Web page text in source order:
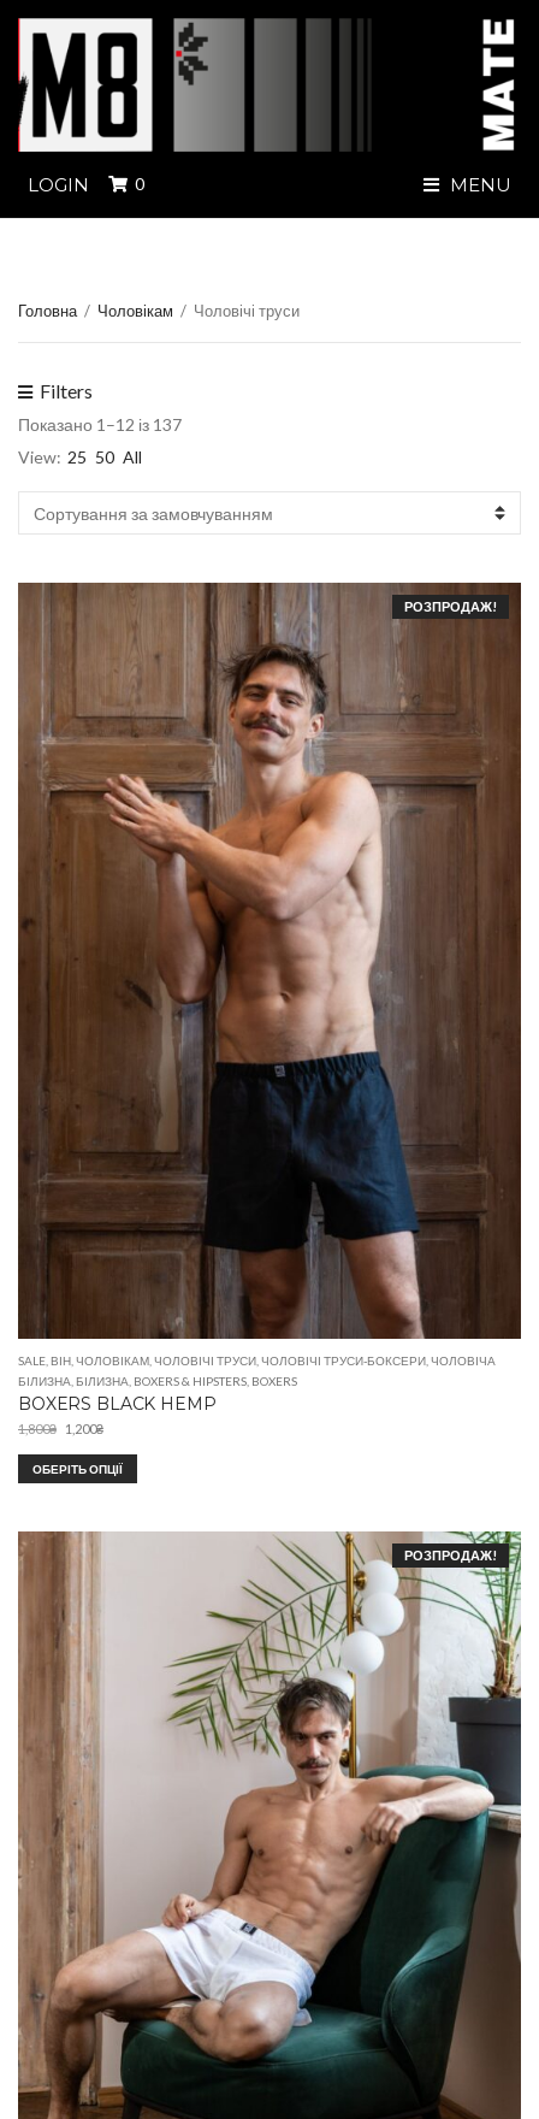
LOGIN 0 MENU
Головна / Чоловікам / Чоловічі труси
Filters
Показано 1–12 із 137
View: 25 50 All
РОЗПРОДАЖ!
SALE ВІН ЧОЛОВІКАМ ЧОЛОВІЧІ ТРУСИ ЧОЛОВІЧІ ТРУСИ-БОКСЕРИ ЧОЛОВІЧА
БІЛИЗНА БІЛИЗНА BOXERS & HIPSTERS BOXERS
BOXERS BLACK HEMP
1,800₴ 1,200₴
ОБЕРІТЬ ОПЦІЇ
РОЗПРОДАЖ!